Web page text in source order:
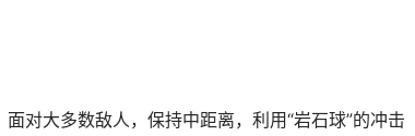
对大多数敌人，保持中距离，利用“岩石球”的冲击